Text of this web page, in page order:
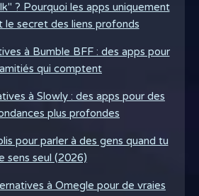
? Pourquoi les apps uniquement
le secret des liens profonds
à Bumble BFF : des apps pour
qui comptent
à Slowly : des apps pour des
plus profondes
pour parler à des gens quand tu
sens seul (2026)
à Omegle pour de vraies